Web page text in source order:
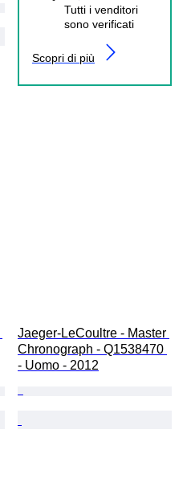
Tutti i venditori
sono verificati
Scopri di più
Jaeger-LeCoultre - Master
Chronograph - Q1538470
- Uomo - 2012